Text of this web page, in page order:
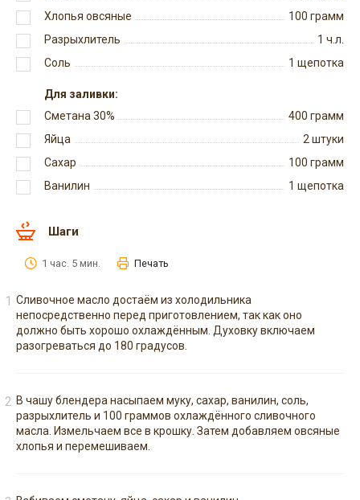
Хлопья овсяные
100 грамм
Разрыхлитель
1 ч.л.
Соль
1 щепотка
Для заливки:
Сметана 30%
400 грамм
Яйца
2 штуки
Сахар
100 грамм
Ванилин
1 щепотка
Шаги
1 час. 5 мин. Печать
Сливочное масло достаём из холодильника
непосредственно перед приготовлением, так как оно
должно быть хорошо охлаждённым. Духовку включаем
разогреваться до 180 градусов.
В чашу блендера насыпаем муку, сахар, ванилин, соль,
разрыхлитель и 100 граммов охлаждённого сливочного
масла. Измельчаем все в крошку. Затем добавляем овсяные
хлопья и перемешиваем.